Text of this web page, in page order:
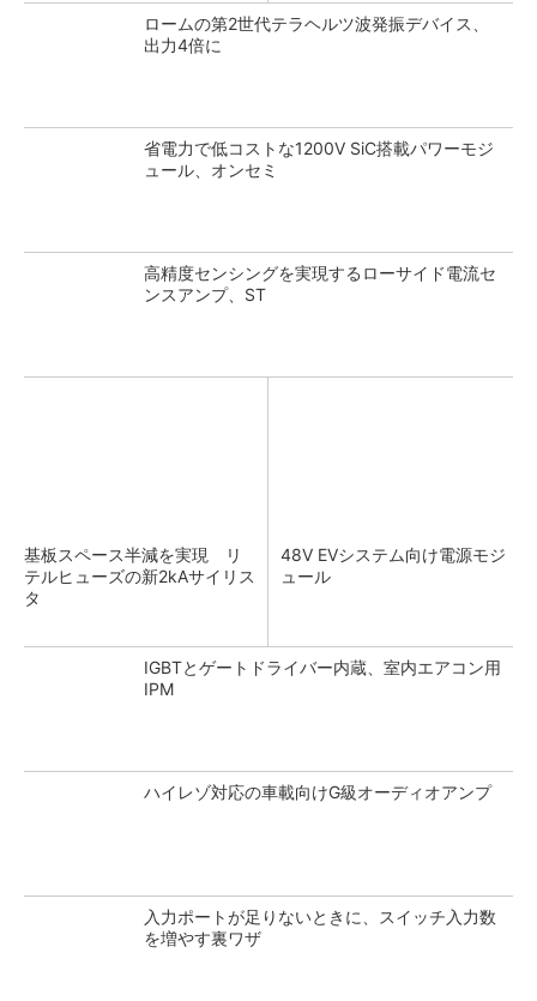
ロームの第2世代テラヘルツ波発振デバイス、
出力4倍に
省電力で低コストな1200V SiC搭載パワーモジ
ュール、オンセミ
高精度センシングを実現するローサイド電流セ
ンスアンプ、ST
基板スペース半減を実現 リ
テルヒューズの新2kAサイリス
タ
48V EVシステム向け電源モジ
ュール
IGBTとゲートドライバー内蔵、室内エアコン用
IPM
ハイレゾ対応の車載向けG級オーディオアンプ
入力ポートが足りないときに、スイッチ入力数
を増やす裏ワザ